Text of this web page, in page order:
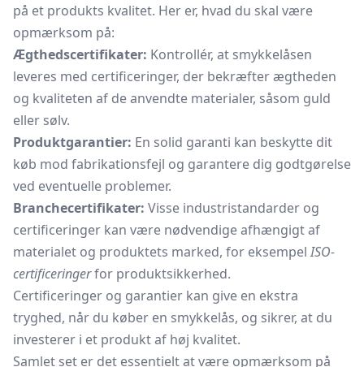
på et produkts kvalitet. Her er, hvad du skal være
opmærksom på:
Ægthedscertifikater: Kontrollér, at smykkelåsen
leveres med certificeringer, der bekræfter ægtheden
og kvaliteten af de anvendte materialer, såsom guld
eller sølv.
Produktgarantier: En solid garanti kan beskytte dit
køb mod fabrikationsfejl og garantere dig godtgørelse
ved eventuelle problemer.
Branchecertifikater: Visse industristandarder og
certificeringer kan være nødvendige afhængigt af
materialet og produktets marked, for eksempelISO-
certificeringerfor produktsikkerhed.
Certificeringer og garantier kan give en ekstra
tryghed, når du køber en smykkelås, og sikrer, at du
investerer i et produkt af høj kvalitet.
Samlet set er det essentielt at være opmærksom på